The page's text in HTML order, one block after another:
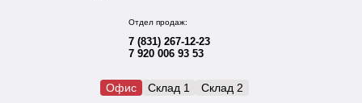
Отдел продаж:
7 (831) 267-12-23
7 920 006 93 53
Офис Склад 1 Склад 2